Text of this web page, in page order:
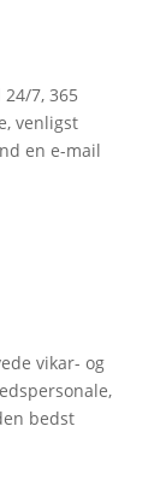
7, 365
venligst
en e-mail
vikar- og
bedst